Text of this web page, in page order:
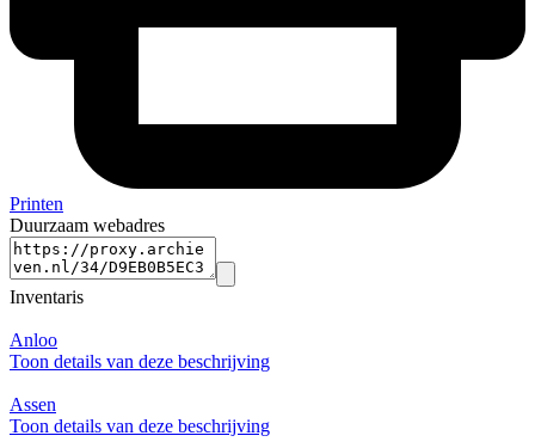
Printen
Duurzaam webadres
Inventaris
Anloo
Toon details van deze beschrijving
Assen
Toon details van deze beschrijving